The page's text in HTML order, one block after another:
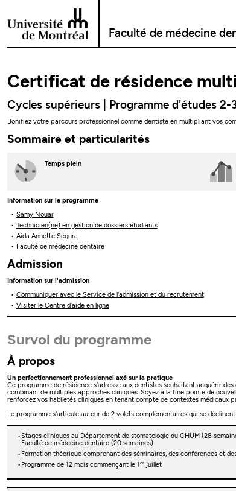
Passer au contenu
Faculté de médecine
Certificat de résidence
Cycles supérieurs | Programme d'études 2-
Bonifiez votre parcours professionnel comme dentiste en multipliant vos
Sommaire et particularités
Temps plein
Information sur le programme
Samy Nouar
Technicien(ne) en gestion de dossiers étudiants
Aida Annette Segura
Faculté de médecine dentaire
Admission
Information sur l'admission
Communiquer avec le Service de l'admission et du recrutement
Visiter le Centre d’aide en ligne
Survol du programme
À propos
Un perfectionnement professionnel axé sur la pratique
Ce programme de résidence s'adresse aux dentistes souhaitant acquérir
combinant de multiples approches cliniques. Soyez à la fine pointe de
renforcez vos habiletés cliniques en tenant compte de contextes médicaux
Le programme s'articule autour de 2 volets complémentaires qui se
Stages cliniques au Département de stomatologie du CHUM (28
Faculté de médecine dentaire (20 semaines)
Formation théorique comprenant des séminaires, des conférences et
Programme de 12 mois commençant le 1erjuillet